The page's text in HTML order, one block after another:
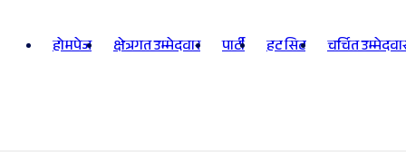
होमपेज क्षेत्रगत उम्मेदवार पार्टी हट सिट चर्चित